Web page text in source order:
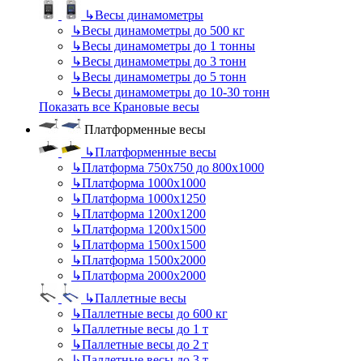
↳Весы динамометры
↳Весы динамометры до 500 кг
↳Весы динамометры до 1 тонны
↳Весы динамометры до 3 тонн
↳Весы динамометры до 5 тонн
↳Весы динамометры до 10-30 тонн
Показать все Крановые весы
Платформенные весы
↳Платформенные весы
↳Платформа 750х750 до 800х1000
↳Платформа 1000х1000
↳Платформа 1000х1250
↳Платформа 1200х1200
↳Платформа 1200х1500
↳Платформа 1500х1500
↳Платформа 1500х2000
↳Платформа 2000х2000
↳Паллетные весы
↳Паллетные весы до 600 кг
↳Паллетные весы до 1 т
↳Паллетные весы до 2 т